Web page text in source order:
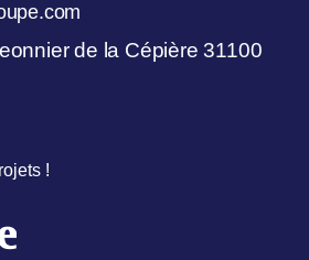
de la Cépière 31100
!